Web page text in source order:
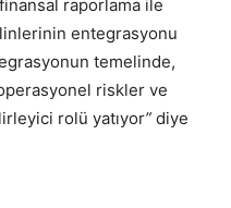
raporlama ile
entegrasyonu
temelinde,
riskler ve
rolü yatıyor” diye